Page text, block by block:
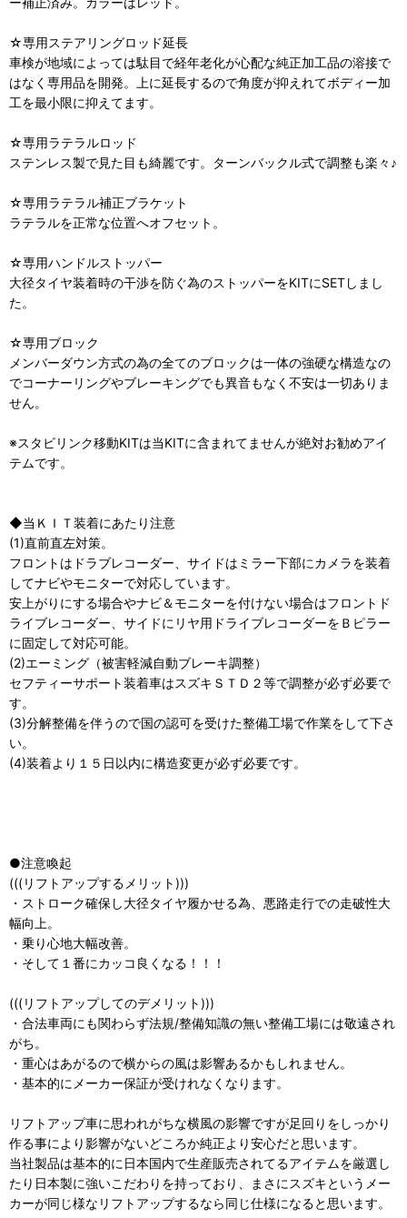
☆専用ステアリングロッド延長
車検が地域によっては駄目で経年老化が心配な純正加工品の溶接で
はなく専用品を開発。上に延長するので角度が抑えれてボディー加
工を最小限に抑えてます。
☆専用ラテラルロッド
ステンレス製で見た目も綺麗です。ターンバックル式で調整も楽々♪
☆専用ラテラル補正ブラケット
ラテラルを正常な位置へオフセット。
☆専用ハンドルストッパー
大径タイヤ装着時の干渉を防ぐ為のストッパーをKITにSETしまし
た。
☆専用ブロック
メンバーダウン方式の為の全てのブロックは一体の強硬な構造なの
でコーナーリングやブレーキングでも異音もなく不安は一切ありま
せん。
※スタビリンク移動KITは当KITに含まれてませんが絶対お勧めアイ
テムです。
◆当ＫＩＴ装着にあたり注意
(1)直前直左対策。
フロントはドラブレコーダー、サイドはミラー下部にカメラを装着
してナビやモニターで対応しています。
安上がりにする場合やナビ＆モニターを付けない場合はフロントド
ライブレコーダー、サイドにリヤ用ドライブレコーダーをＢピラー
に固定して対応可能。
(2)エーミング（被害軽減自動ブレーキ調整）
セフティーサポート装着車はスズキＳＴＤ２等で調整が必ず必要で
す。
(3)分解整備を伴うので国の認可を受けた整備工場で作業をして下さ
い。
(4)装着より１５日以内に構造変更が必ず必要です。
●注意喚起
(((リフトアップするメリット)))
・ストローク確保し大径タイヤ履かせる為、悪路走行での走破性大
幅向上。
・乗り心地大幅改善。
・そして１番にカッコ良くなる！！！
(((リフトアップしてのデメリット)))
・合法車両にも関わらず法規/整備知識の無い整備工場には敬遠され
がち。
・重心はあがるので横からの風は影響あるかもしれません。
・基本的にメーカー保証が受けれなくなります。
リフトアップ車に思われがちな横風の影響ですが足回りをしっかり
作る事により影響がないどころか純正より安心だと思います。
当社製品は基本的に日本国内で生産販売されてるアイテムを厳選し
たり日本製に強いこだわりを持っており、まさにスズキというメー
カーが同じ様なリフトアップするなら同じ仕様になると思います。